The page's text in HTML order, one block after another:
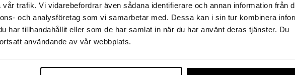
trafik. Vi vidarebefordrar även sådana identifierare och annan information från
och analysföretag som vi samarbetar med. Dessa kan i sin tur kombinera
har tillhandahållit eller som de har samlat in när du har använt deras tjänster. Du
användande av vår webbplats.
suloisen dinosauruksen muodossa ja auttaa lastasi
ja kuuloa.
pyörittämällä palloja ja säestää liikkeitä
seuraussuhdetta.
ABC Älypuhelin äänellä
SIMBA TOYS
B Beez
B BEEZ